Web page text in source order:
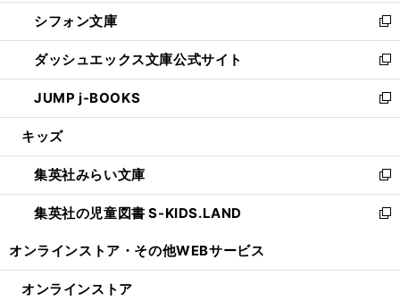
く
で
開
く
ウ
ィ
ン
ド
ウ
で
開
し
い
ウ
ィ
ン
ド
ウ
開
く
シフォン文庫
新
し
い
ウ
ィ
ン
ウ
で
開
く
ダッシュエックス文庫公式サイト
新
し
い
ウ
ン
ド
ウ
で
JUMP j-BOOKS
新
し
ウ
ィ
ン
ド
開
キッズ
集英社みらい文庫
新
し
い
ン
集英社の児童図書 S-KIDS.LAND
新
ウ
オンラインストア・ その他WEBサービス
オンラインストア